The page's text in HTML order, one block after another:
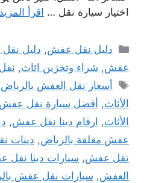
اختيار سيارة نقل … اقرأ المزيد
التصنيفات
دليل نقل عفش, دليل
عفش, شراء وتخزين اثاث,
الوسوم
أسعار نقل العفش بالرياض
الأثاث, أفضل سيارة نقل عفش
الأثاث, ارقام دينا نقل عفش,
عفش مغلقة بالرياض, دينات
نقل عفش, سيارات دينا نقل
العفش, سيارات نقل عفش